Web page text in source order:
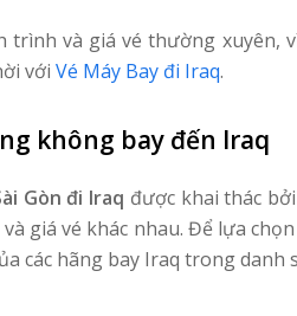
trình và giá vé thường xuyên,
với Vé Máy Bay đi Iraq.
không bay đến Iraq
Gòn đi Iraq được khai thác
giá vé khác nhau. Để lựa
các hãng bay Iraq trong danh